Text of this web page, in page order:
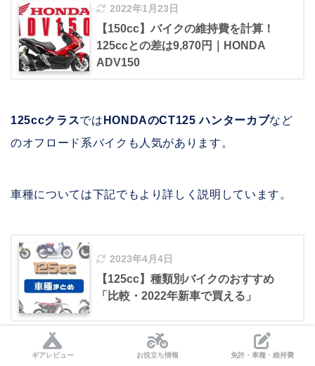
2022年1月23日
【150cc】バイクの維持費を計算！
125ccとの差は9,870円｜HONDA
ADV150
125ccクラスではHONDAのCT125 ハンターカブなど
のオフロード系バイクも人気があります。
車種については下記でもより詳しく説明しています。
2023年4月4日
【125cc】種類別バイクのおすすめ
「比較・2022年新車で買える」
もしくは、 アドベンチャーでツーリングの限界に挑戦し
ギアレビュー お役立ち情報 免許・車種・維持費